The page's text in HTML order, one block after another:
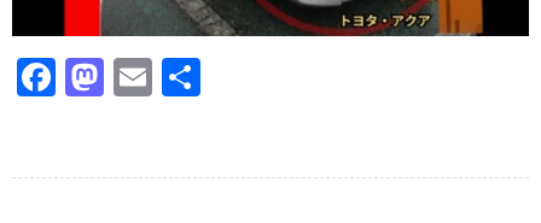
Facebook
Mastodon
Email